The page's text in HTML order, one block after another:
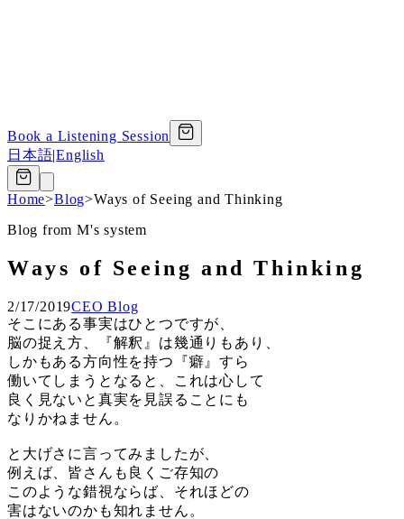
Book a Listening Session
日本語|English
Home>Blog>Ways of Seeing and Thinking
Blog from M's system
Ways of Seeing and Thinking
2/17/2019CEO Blog
そこにある事実はひとつですが、
脳の捉え方、『解釈』は幾通りもあり、
しかもある方向性を持つ『癖』すら
働いてしまうとなると、これは心して
良く見ないと真実を見誤ることにも
なりかねません。
と大げさに言ってみましたが、
例えば、皆さんも良くご存知の
このような錯視ならば、それほどの
害はないのかも知れません。